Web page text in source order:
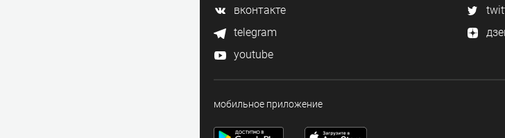
вконтакте
telegram
youtube
мобильное приложение